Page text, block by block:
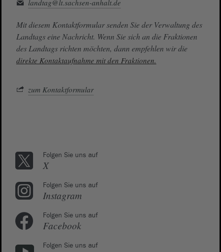
landtag@lt.sachsen-anhalt.de
Mit diesem Kontaktformular senden Sie der Verwaltung des
Landtags eine Nachricht. Wenn Sie sich an die Fraktionen
des Landtags richten möchten, dann empfehlen wir die
direkte Kontaktaufnahme mit den Fraktionen.
zum Kontaktformular
Folgen Sie uns auf
X
Folgen Sie uns auf
Instagram
Folgen Sie uns auf
Facebook
Folgen Sie uns auf